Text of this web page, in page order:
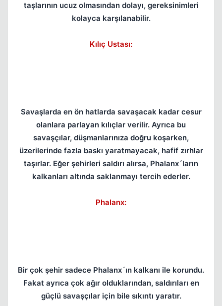
taşlarının ucuz olmasından dolayı, gereksinimleri
kolayca karşılanabilir.
Kılıç Ustası:
Savaşlarda en ön hatlarda savaşacak kadar cesur
olanlara parlayan kılıçlar verilir. Ayrıca bu
savaşçılar, düşmanlarınıza doğru koşarken,
üzerilerinde fazla baskı yaratmayacak, hafif zırhlar
taşırlar. Eğer şehirleri saldırı alırsa, Phalanx´ların
kalkanları altında saklanmayı tercih ederler.
Phalanx:
Bir çok şehir sadece Phalanx´ın kalkanı ile korundu.
Fakat ayrıca çok ağır olduklarından, saldırıları en
güçlü savaşçılar için bile sıkıntı yaratır.